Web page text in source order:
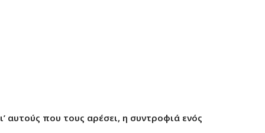
αυτούς που τους αρέσει, η συντροφιά ενός